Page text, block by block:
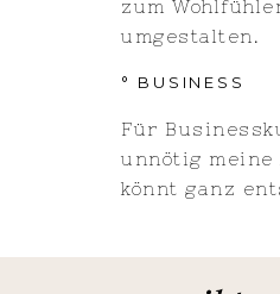
zum
umgestalten.
° BUSINESS
Für
unnötig
könnt ganz